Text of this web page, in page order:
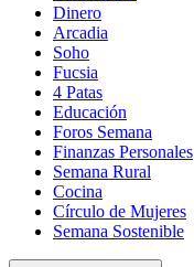
Dinero
Arcadia
Soho
in
new
window
Fucsia
in
new
window
4 Patas
Educación
Foros Semana
Finanzas Personales
Semana Rural
Cocina
Círculo de Mujeres
Semana Sostenible